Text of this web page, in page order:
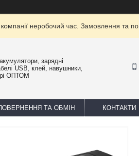
неробочий час. Замовлення та
зарядні
USB, клей, навушники,
ОПТОМ
ТА ОБМІН КОНТАКТИ